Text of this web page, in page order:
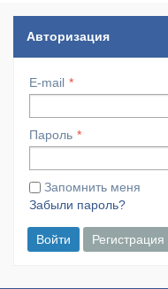
Авторизация
E-mail
Пароль
Запомнить меня
Забыли пароль?
Войти Регистрация